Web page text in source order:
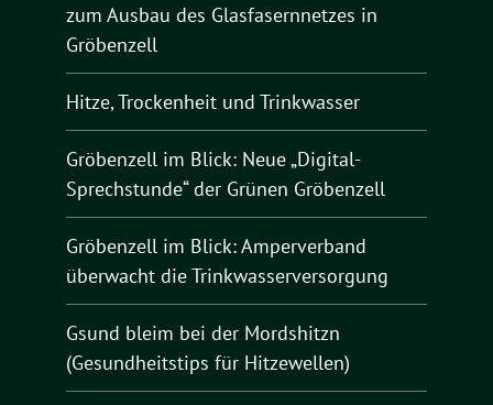
zum Ausbau des Glasfasernnetzes in
Gröbenzell
Hitze, Trockenheit und Trinkwasser
Gröbenzell im Blick: Neue „Digital-
Sprechstunde“ der Grünen Gröbenzell
Gröbenzell im Blick: Amperverband
überwacht die Trinkwasserversorgung
Gsund bleim bei der Mordshitzn
(Gesundheitstips für Hitzewellen)